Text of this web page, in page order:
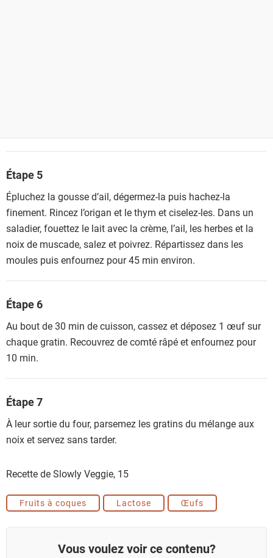
Étape 5
Épluchez la gousse d’ail, dégermez-la puis hachez-la
finement. Rincez l’origan et le thym et ciselez-les. Dans un
saladier, fouettez le lait avec la crème, l’ail, les herbes et la
noix de muscade, salez et poivrez. Répartissez dans les
moules puis enfournez pour 45 min environ.
Étape 6
Au bout de 30 min de cuisson, cassez et déposez 1 œuf sur
chaque gratin. Recouvrez de comté râpé et enfournez pour
10 min.
Étape 7
À leur sortie du four, parsemez les gratins du mélange aux
noix et servez sans tarder.
Recette de Slowly Veggie, 15
Fruits à coques Lactose Œufs
Vous voulez voir ce contenu?